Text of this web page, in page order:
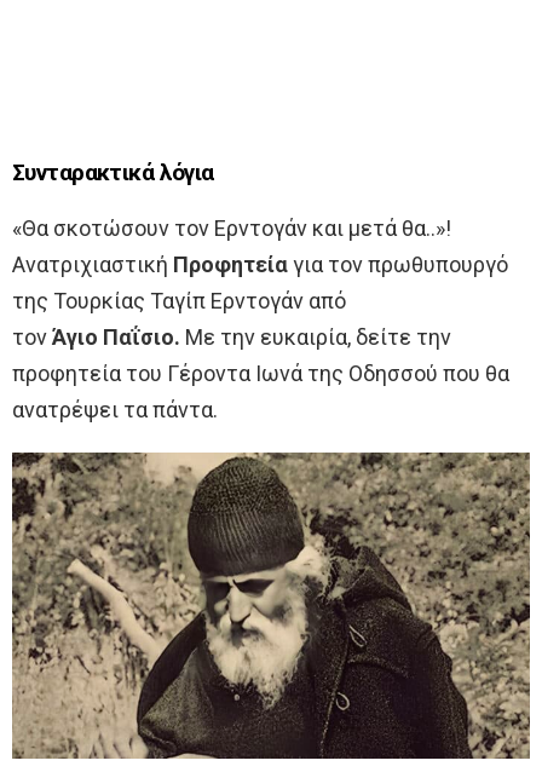
Συνταρακτικά λόγια
«Θα σκοτώσουν τoν Ερντογάν και μετά θα..»!
Ανατριχιαστική Προφητείαγια τον πρωθυπουργό
της Τουρκίας Ταγίπ Ερντογάν από
τονΆγιο Παΐσιο. Με την ευκαιρία, δείτε την
προφητεία του Γέροντα Ιωνά της Οδησσού που θα
ανατρέψει τα πάντα.